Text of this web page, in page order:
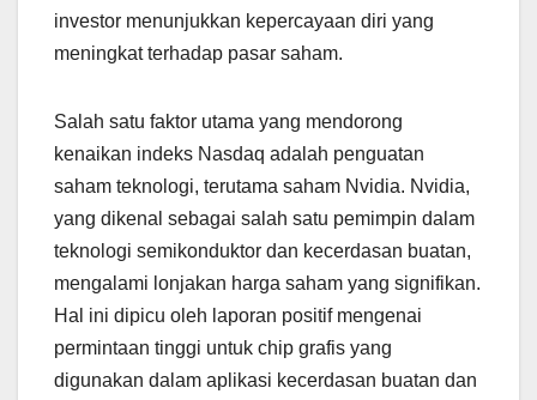
investor menunjukkan kepercayaan diri yang
meningkat terhadap pasar saham.
Salah satu faktor utama yang mendorong
kenaikan indeks Nasdaq adalah penguatan
saham teknologi, terutama saham Nvidia. Nvidia,
yang dikenal sebagai salah satu pemimpin dalam
teknologi semikonduktor dan kecerdasan buatan,
mengalami lonjakan harga saham yang signifikan.
Hal ini dipicu oleh laporan positif mengenai
permintaan tinggi untuk chip grafis yang
digunakan dalam aplikasi kecerdasan buatan dan